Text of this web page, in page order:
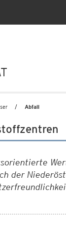
Abfall
der